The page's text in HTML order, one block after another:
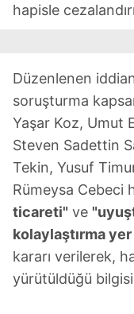
hapisle
Düzenlenen
soruşturma
Yaşar Koz, Umut
Steven Sadettin
Tekin, Yusuf
Rümeysa Cebeci
ticareti" ve
kolaylaştırma
kararı verilerek,
yürütüldüğü bilgisi